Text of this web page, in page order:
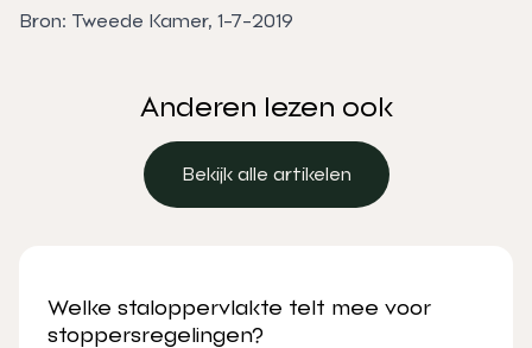
Bron: Tweede Kamer, 1-7-2019
Anderen lezen ook
Bekijk alle artikelen
Welke staloppervlakte telt mee voor
stoppersregelingen?